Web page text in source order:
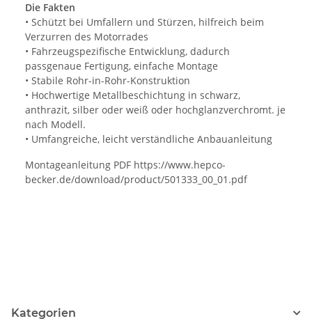
Die Fakten
• Schützt bei Umfallern und Stürzen, hilfreich beim
Verzurren des Motorrades
• Fahrzeugspezifische Entwicklung, dadurch
passgenaue Fertigung, einfache Montage
• Stabile Rohr-in-Rohr-Konstruktion
• Hochwertige Metallbeschichtung in schwarz,
anthrazit, silber oder weiß oder hochglanzverchromt. je
nach Modell.
• Umfangreiche, leicht verständliche Anbauanleitung
Montageanleitung PDF https://www.hepco-
becker.de/download/product/501333_00_01.pdf
Kategorien